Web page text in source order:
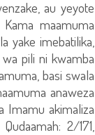
au yeyote
maamuma
yake imebatilika,
pili ni kwamba
basi swala
anaweza
Imamu akimaliza
2/171,